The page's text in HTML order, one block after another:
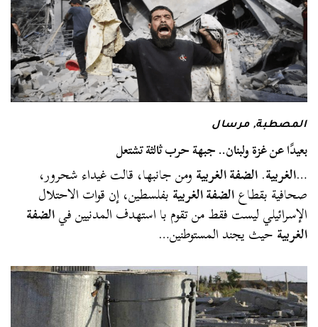
المصطبة,مرسال
بعيدًا عن غزة ولبنان.. جبهة حرب ثالثة تشتعل
…الغربية.الضفة الغربيةومن جانبها، قالت غيداء شحرور،
صحافية بقطاعالضفة الغربيةبفلسطين، إن قوات الاحتلال
الإسرائيلي ليست فقط من تقوم با استهدف المدنيين فيالضفة
الغربيةحيث يجند المستوطنين…